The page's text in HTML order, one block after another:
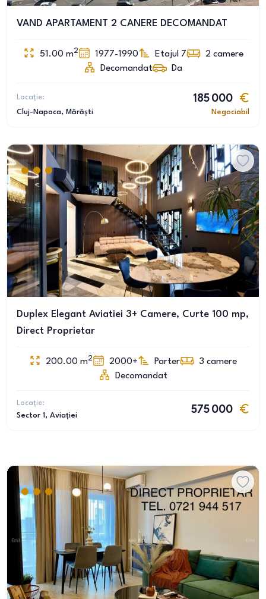
VAND APARTAMENT 2 CANERE DECOMANDAT
51.00 m2 1977-1990 Etajul 7 2 camere
Decomandat
Da
Locație:
Cluj-Napoca, Mărăști
185 000
Negociabil
Duplex Elegant Aviatiei 3+ Camere, Curte 100 mp,
Direct Proprietar
200.00 m2 2000+ Parter 3 camere
Decomandat
Locație:
Sector 1 , Aviației
575 000